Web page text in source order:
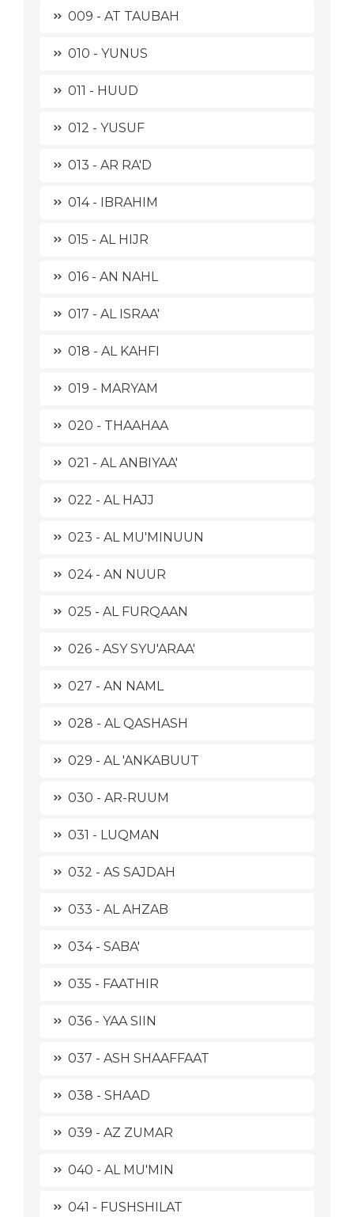
009 - AT TAUBAH
010 - YUNUS
011 - HUUD
012 - YUSUF
013 - AR RA'D
014 - IBRAHIM
015 - AL HIJR
016 - AN NAHL
017 - AL ISRAA'
018 - AL KAHFI
019 - MARYAM
020 - THAAHAA
021 - AL ANBIYAA'
022 - AL HAJJ
023 - AL MU'MINUUN
024 - AN NUUR
025 - AL FURQAAN
026 - ASY SYU'ARAA'
027 - AN NAML
028 - AL QASHASH
029 - AL 'ANKABUUT
030 - AR-RUUM
031 - LUQMAN
032 - AS SAJDAH
033 - AL AHZAB
034 - SABA'
035 - FAATHIR
036 - YAA SIIN
037 - ASH SHAAFFAAT
038 - SHAAD
039 - AZ ZUMAR
040 - AL MU'MIN
041 - FUSHSHILAT